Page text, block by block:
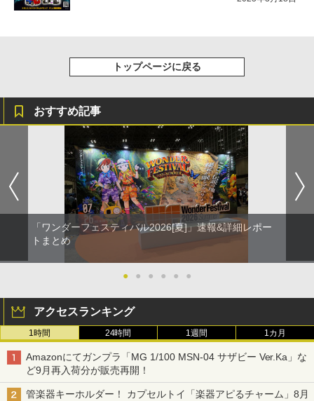
トップページに戻る
おすすめ記事
「ワンダーフェスティバル2026[夏]」速報&詳細レポー
トまとめ
● ● ● ● ● ●
アクセスランキング
1時間 24時間 1週間 1カ月
Amazonにてガンプラ「MG 1/100 MSN-04 サザビー Ver.Ka」な
ど9月再入荷分が販売再開！
管楽器キーホルダー！ カプセルトイ「楽器アピるチャーム」8月